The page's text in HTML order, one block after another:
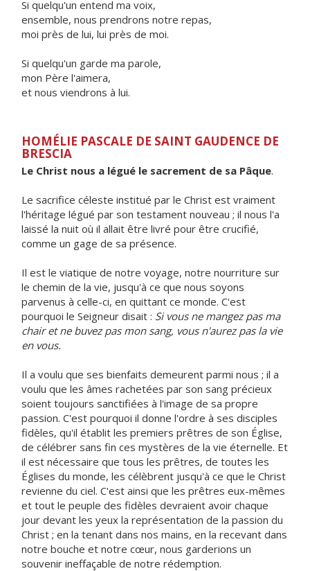
Si quelqu'un entend ma voix,
ensemble, nous prendrons notre repas,
moi près de lui, lui près de moi.
Si quelqu'un garde ma parole,
mon Père l'aimera,
et nous viendrons à lui.
HOMÉLIE PASCALE DE SAINT GAUDENCE DE
BRESCIA
Le Christ nous a légué le sacrement de sa Pâque.
Le sacrifice céleste institué par le Christ est vraiment
l'héritage légué par son testament nouveau ; il nous l'a
laissé la nuit où il allait être livré pour être crucifié,
comme un gage de sa présence.
Il est le viatique de notre voyage, notre nourriture sur
le chemin de la vie, jusqu'à ce que nous soyons
parvenus à celle-ci, en quittant ce monde. C'est
pourquoi le Seigneur disait : Si vous ne mangez pas ma
chair et ne buvez pas mon sang, vous n'aurez pas la vie
en vous.
Il a voulu que ses bienfaits demeurent parmi nous ; il a
voulu que les âmes rachetées par son sang précieux
soient toujours sanctifiées à l'image de sa propre
passion. C'est pourquoi il donne l'ordre à ses disciples
fidèles, qu'il établit les premiers prêtres de son Église,
de célébrer sans fin ces mystères de la vie éternelle. Et
il est nécessaire que tous les prêtres, de toutes les
Églises du monde, les célèbrent jusqu'à ce que le Christ
revienne du ciel. C'est ainsi que les prêtres eux-mêmes
et tout le peuple des fidèles devraient avoir chaque
jour devant les yeux la représentation de la passion du
Christ ; en la tenant dans nos mains, en la recevant dans
notre bouche et notre cœur, nous garderions un
souvenir ineffaçable de notre rédemption.